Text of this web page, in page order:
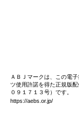
ＡＢＪマークは、この電
ツ使用許諾を得た正規版
０９１７１３号）です。
https://aebs.or.jp/